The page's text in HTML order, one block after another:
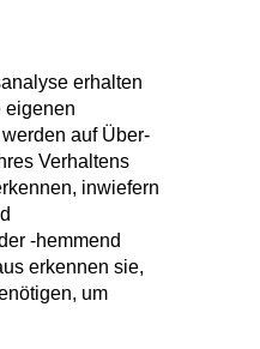
erhalten
eigenen
auf Über-
Verhaltens
inwiefern
-hemmend
erkennen sie,
um